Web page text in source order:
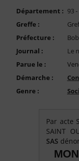
Compte PRO
Département : 93
Greffe :
Préfecture :
Journal :
Le
Parue le :
Démarche :
Genre :
Par acte
SAINT
SAS